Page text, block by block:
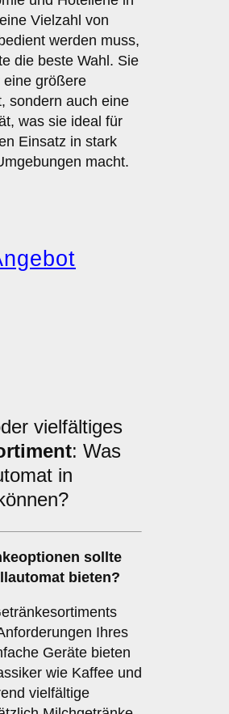
Vielzahl von
werden muss,
die beste Wahl. Sie
eine größere
sondern auch eine
was sie ideal für
Einsatz in stark
macht.
vielfältiges
: Was
in
sollte
bieten?
Ihres
Geräte bieten
wie Kaffee und
vielfältige